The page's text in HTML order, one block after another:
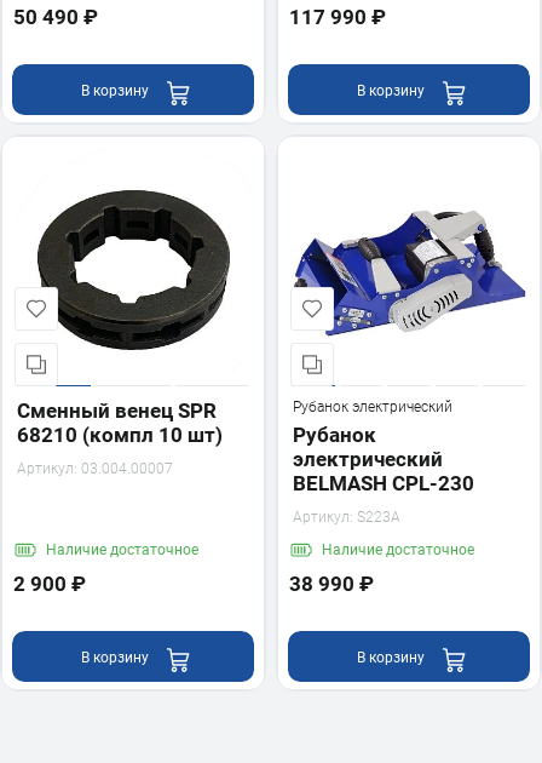
50 490 ₽
В корзину
117 990 ₽
В корзину
Сменный венец SPR
68210 (компл 10 шт)
Артикул: 03.004.00007
Наличие достаточное
2 900 ₽
В корзину
Рубанок электрический
Рубанок
электрический
BELMASH CPL-230
Артикул: S223A
Наличие достаточное
38 990 ₽
В корзину